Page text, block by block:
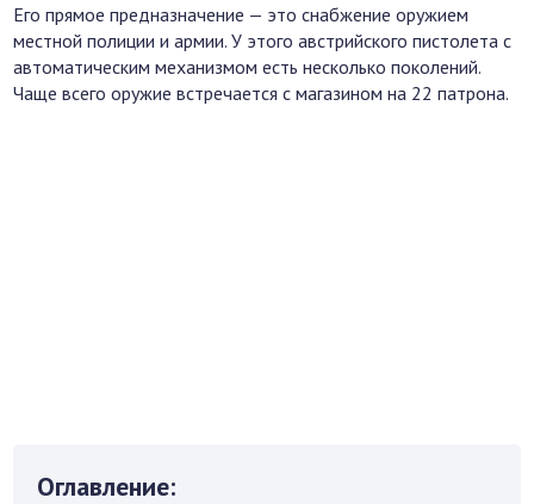
Его прямое предназначение — это снабжение оружием
местной полиции и армии. У этого австрийского пистолета с
автоматическим механизмом есть несколько поколений.
Чаще всего оружие встречается с магазином на 22 патрона.
Оглавление: